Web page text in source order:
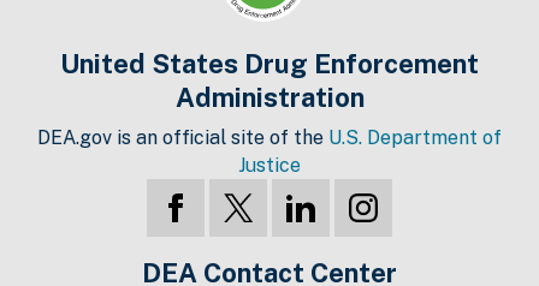
United States Drug Enforcement
Administration
DEA.gov is an official site of the U.S. Department of
Justice
DEA Contact Center